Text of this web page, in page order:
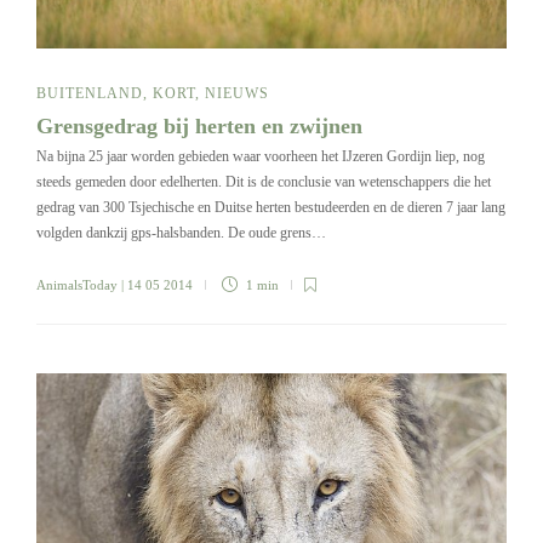
BUITENLAND KORT NIEUWS
Grensgedrag bij herten en zwijnen
Na bijna 25 jaar worden gebieden waar voorheen het IJzeren Gordijn liep, nog
steeds gemeden door edelherten. Dit is de conclusie van wetenschappers die het
gedrag van 300 Tsjechische en Duitse herten bestudeerden en de dieren 7 jaar lang
volgden dankzij gps-halsbanden. De oude grens…
AnimalsToday | 14 05 2014 1 min